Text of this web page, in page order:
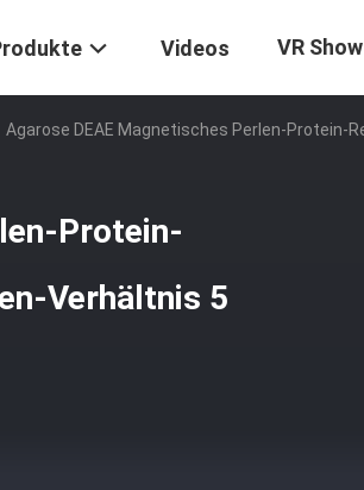
Videos VR Show
Agarose DEAE Magnetisches Perlen-Protein-
Protein-
Verhältnis 5